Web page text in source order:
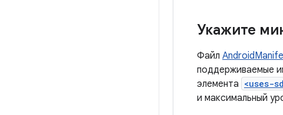
Укажите
Файл
поддерживаемые
элемента <uses-
и максимальный